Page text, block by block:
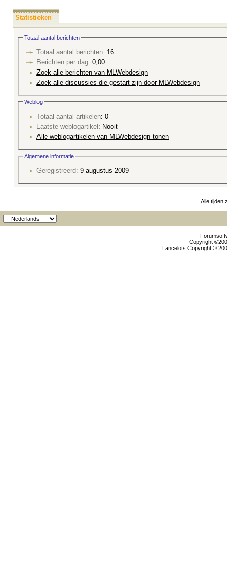
Statistieken
Totaal aantal berichten
Totaal aantal berichten: 16
Berichten per dag: 0,00
Zoek alle berichten van MLWebdesign
Zoek alle discussies die gestart zijn door MLWebdesign
Weblog
Totaal aantal artikelen: 0
Laatste weblogartikel
: Nooit
Alle weblogartikelen van MLWebdesign tonen
Algemene informatie
Geregistreerd: 9 augustus 2009
Alle tijden
Copyright
Lancelots Copyright ©